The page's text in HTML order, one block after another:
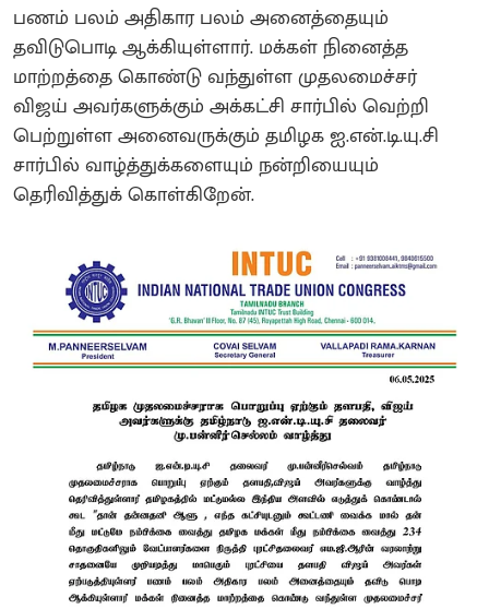
பணம் பலம் அதிகார பலம் அனைத்தையும்
தவிடுபொடி ஆக்கியுள்ளார். மக்கள் நினைத்த
மாற்றத்தை கொண்டு வந்துள்ள முதலமைச்சர்
விஜய் அவர்களுக்கும் அக்கட்சி சார்பில் வெற்றி
பெற்றுள்ள அனைவருக்கும் தமிழக ஐ.என்.டி.யு.சி
சார்பில் வாழ்த்துக்களையும் நன்றியையும்
தெரிவித்துக் கொள்கிறேன்.